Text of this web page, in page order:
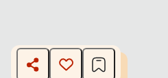
The media could not be
or network failed or because